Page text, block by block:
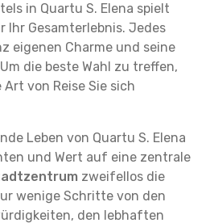
in Quartu S. Elena spielt
Ihr Gesamterlebnis. Jedes
eigenen Charme und seine
die beste Wahl zu treffen,
von Reise Sie sich
Leben von Quartu S. Elena
und Wert auf eine zentrale
zweifellos die
wenige Schritte von den
den lebhaften